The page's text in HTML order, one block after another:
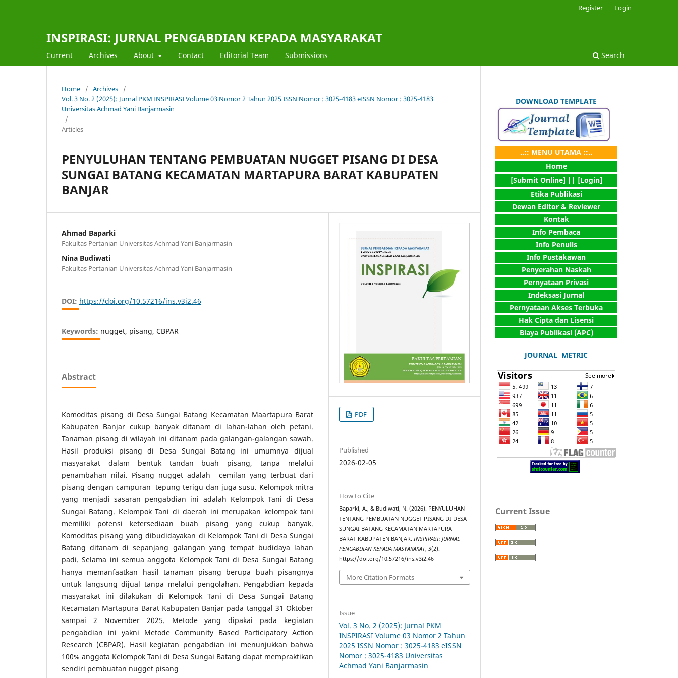
INSPIRASI: JURNAL PENGABDIAN KEPADA MASYARAKAT
Current Archives About Contact Editorial Team Submissions Search
Register Login
Home / Archives
/
Vol. 3 No. 2 (2025): Jurnal PKM INSPIRASI Volume 03 Nomor 2 Tahun 2025 ISSN Nomor : 3025-4183 eISSN Nomor : 3025-4183
Universitas Achmad Yani Banjarmasin
/
Articles
PENYULUHAN TENTANG PEMBUATAN NUGGET PISANG DI DESA
SUNGAI BATANG KECAMATAN MARTAPURA BARAT KABUPATEN
BANJAR
Ahmad Baparki
Fakultas Pertanian Universitas Achmad Yani Banjarmasin
Nina Budiwati
Fakultas Pertanian Universitas Achmad Yani Banjarmasin
DOI: https://doi.org/10.57216/ins.v3i2.46
Keywords: nugget, pisang, CBPAR
Abstract
Komoditas pisang di Desa Sungai Batang Kecamatan Maartapura Barat
Kabupaten Banjar cukup banyak ditanam di lahan-lahan oleh petani.
Tanaman pisang di wilayah ini ditanam pada galangan-galangan sawah.
Hasil produksi pisang di Desa Sungai Batang ini umumnya dijual
masyarakat dalam bentuk tandan buah pisang, tanpa melalui
penambahan nilai. Pisang nugget adalah cemilan yang terbuat dari
pisang dengan campuran tepung terigu dan juga susu. Kelompok mitra
yang menjadi sasaran pengabdian ini adalah Kelompok Tani di Desa
Sungai Batang. Kelompok Tani di daerah ini merupakan kelompok tani
memiliki potensi ketersediaan buah pisang yang cukup banyak.
Komoditas pisang yang dibudidayakan di Kelompok Tani di Desa Sungai
Batang ditanam di sepanjang galangan yang tempat budidaya lahan
padi. Selama ini semua anggota Kelompok Tani di Desa Sungai Batang
hanya memanfaatkan hasil tanaman pisang berupa buah pisangnya
untuk langsung dijual tanpa melalui pengolahan. Pengabdian kepada
masyarakat ini dilakukan di Kelompok Tani di Desa Sungai Batang
Kecamatan Martapura Barat Kabupaten Banjar pada tanggal 31 Oktober
sampai 2 November 2025. Metode yang dipakai pada kegiatan
pengabdian ini yakni Metode Community Based Participatory Action
Research (CBPAR). Hasil kegiatan pengabdian ini menunjukkan bahwa
100% anggota Kelompok Tani di Desa Sungai Batang dapat mempraktikan
sendiri pembuatan nugget pisang
PDF
Published
2026-02-05
How to Cite
Baparki, A., & Budiwati, N. (2026). PENYULUHAN
TENTANG PEMBUATAN NUGGET PISANG DI DESA
SUNGAI BATANG KECAMATAN MARTAPURA
BARAT KABUPATEN BANJAR.INSPIRASI: JURNAL
PENGABDIAN KEPADA MASYARAKAT,3(2).
https://doi.org/10.57216/ins.v3i2.46
More Citation Formats
Issue
Vol. 3 No. 2 (2025): Jurnal PKM
INSPIRASI Volume 03 Nomor 2 Tahun
2025 ISSN Nomor : 3025-4183 eISSN
Nomor : 3025-4183 Universitas
Achmad Yani Banjarmasin
DOWNLOAD TEMPLATE
..:: MENU UTAMA ::..
Home
[Submit Online] | | [Login]
Etika Publikasi
Dewan Editor & Reviewer
Kontak
Info Pembaca
Info Penulis
Info Pustakawan
Penyerahan Naskah
Pernyataan Privasi
Indeksasi Jurnal
Pernyataan Akses Terbuka
Hak Cipta dan Lisensi
Biaya Publikasi (APC)
JOURNAL METRIC
Current Issue